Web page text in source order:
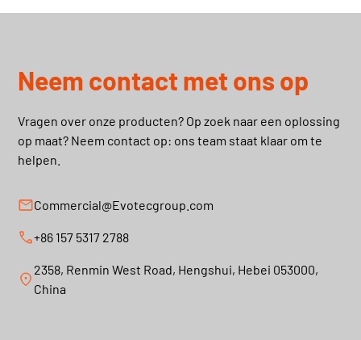
Neem contact met ons op
Vragen over onze producten? Op zoek naar een oplossing
op maat? Neem contact op: ons team staat klaar om te
helpen.
Commercial@Evotecgroup.com
+86 157 5317 2788
2358, Renmin West Road, Hengshui, Hebei 053000,
China